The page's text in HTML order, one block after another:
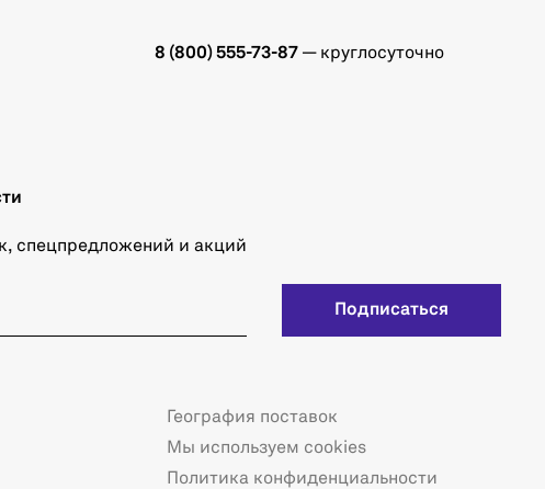
8 (800) 555-73-87 — круглосуточно
спецпредложений и акций
Подписаться
География поставок
Мы используем cookies
Политика конфиденциальности